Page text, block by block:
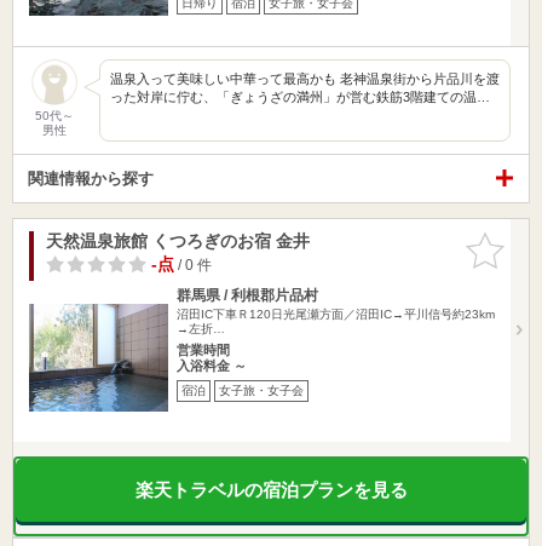
50代～
男性
温泉入って美味しい中華って最高かも 老神温泉街から片品川を渡
った対岸に佇む、「ぎょうざの満州」が営む鉄筋3階建ての温…
関連情報から探す
お気に入
りに追加
天然温泉旅館 くつろぎのお宿 金井
-点/ 0 件
群馬県 / 利根郡片品村
沼田IC下車Ｒ120日光尾瀬方面／沼田IC→平川信号約23km
→左折…
営業時間
入浴料金 ～
宿泊 女子旅・女子会
楽天トラベルの宿泊プランを見る